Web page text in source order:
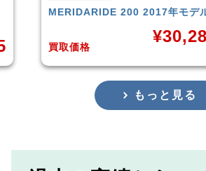
CANNONDALESUPERSIX
買取価格 ¥
もっと見る